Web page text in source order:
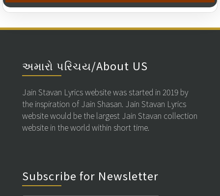
અમારો પરિચય/About US
Jain Stavan Lyrics website was started in 2019 by
the inspiration of Jain Shasan. Jain Stavan Lyrics
website would be the largest Jain Stavan collection
website in the world within short time.
Subscribe for Newsletter